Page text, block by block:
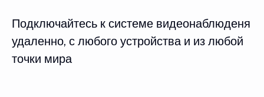
Подключайтесь к системе видеонаблюденя
удаленно, с любого устройства и из любой
точки мира